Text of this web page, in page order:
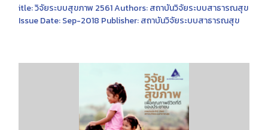
itle: วิจัยระบบสุขภาพ 2561 Authors: สถาบันวิจัยระบบสาธารณสุข
Issue Date: Sep-2018 Publisher: สถาบันวิจัยระบบสาธารณสุข